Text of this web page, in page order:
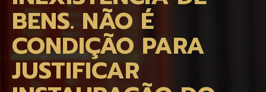
BENS. NÃO É
CONDIÇÃO PARA
JUSTIFICAR